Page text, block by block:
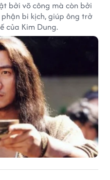
bởi võ công mà còn bởi
bi kịch, giúp ông trở
của Kim Dung.